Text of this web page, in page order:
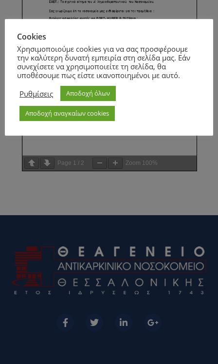
Page 1 / 2 Zoom 100%
Cookies
Χρησιμοποιούμε cookies για να σας προσφέρουμε
την καλύτερη δυνατή εμπειρία στη σελίδα μας. Εάν
συνεχίσετε να χρησιμοποιείτε τη σελίδα, θα
υποθέσουμε πως είστε ικανοποιημένοι με αυτό.
Ρυθμίσεις
Αποδοχή όλων
Αποδοχή αναγκαίων cookies